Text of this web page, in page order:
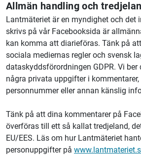
Allmän handling och
Lantmäteriet är en myndighet och det
skrivs på vår Facebooksida är
kan komma att diarieföras. Tänk på
sociala mediernas regler och svensk
dataskyddsförordningen GDPR. Vi
några privata uppgifter i
personnummer eller annan känslig
Tänk på att dina kommentarer på
överföras till ett så kallat tredjeland,
EU/EES. Läs om hur Lantmäteriet
personuppgifter på